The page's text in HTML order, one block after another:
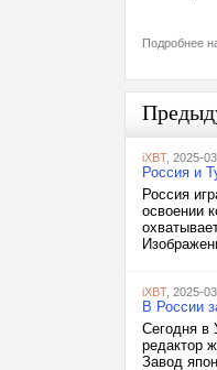
Подробнее
iXBT, 2025-
Россия и
Россия
освоении
iXBT, 2025-
В России
Сегодня в
редактор
Завод